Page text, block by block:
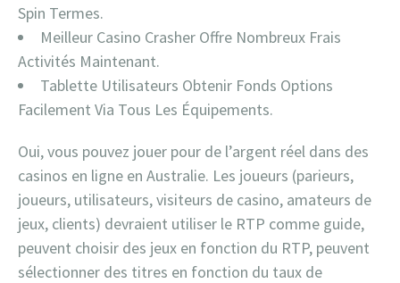
Spin Termes.
Meilleur Casino Crasher Offre Nombreux Frais
Activités Maintenant.
Tablette Utilisateurs Obtenir Fonds ​​Options
Facilement Via Tous Les Équipements.
Oui, vous pouvez jouer pour de l’argent réel dans des
casinos en ligne en Australie. Les joueurs (parieurs,
joueurs, utilisateurs, visiteurs de casino, amateurs de
jeux, clients) devraient utiliser le RTP comme guide,
peuvent choisir des jeux en fonction du RTP, peuvent
sélectionner des titres en fonction du taux de